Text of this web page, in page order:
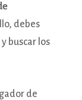
debes
buscar los
de